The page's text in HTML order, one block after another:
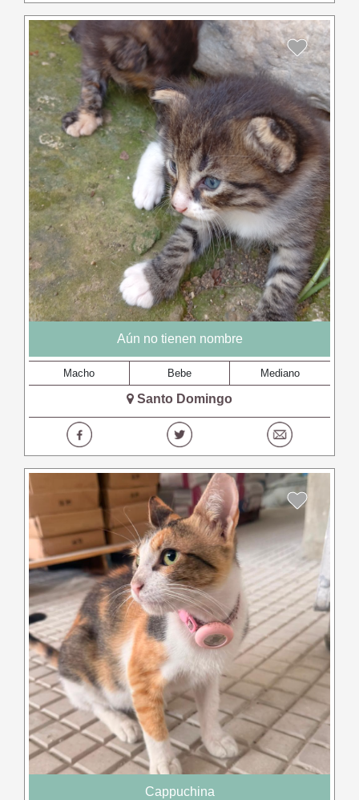
Aún no tienen nombre
Macho Bebe Mediano
Santo Domingo
Cappuchina